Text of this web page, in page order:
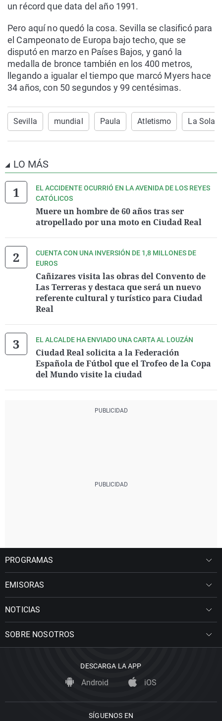
un récord que data del año 1991.
Pero aquí no quedó la cosa. Sevilla se clasificó para
el Campeonato de Europa bajo techo, que se
disputó en marzo en Países Bajos, y ganó la
medalla de bronce también en los 400 metros,
llegando a igualar el tiempo que marcó Myers hace
34 años, con 50 segundos y 99 centésimas.
Sevilla mundial Paula Atletismo La
LO MÁS
EL ACCIDENTE OCURRIÓ EN LA AVENIDA DE LOS REYES
CATÓLICOS
Muere un hombre de 60 años tras ser
atropellado por una moto en Ciudad Real
CUENTA CON UNA INVERSIÓN DE 1,8 MILLONES DE
EUROS
Cañizares visita las obras del Convento de
Las Terreras y destaca que será un nuevo
referente cultural y turístico para Ciudad
Real
EL ALCALDE HA ENVIADO UNA CARTA AL LOUZÁN
Ciudad Real solicita a la Federación
Española de Fútbol que el Trofeo de la Copa
del Mundo visite la ciudad
PROGRAMAS
EMISORAS
NOTICIAS
SOBRE NOSOTROS
DESCARGA LA APP
Android iOS
SÍGUENOS EN